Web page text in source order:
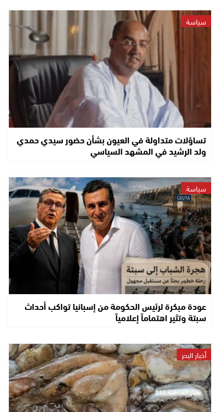
سياسة
تساؤلات متداولة في العيون بشأن حضور سيدي حمدي
ولد الرشيد في المشهد السياسي
سياسة
عودة مبكرة لرئيس الحكومة من إسبانيا تواكب أحداث
سبتة وتثير اهتماماً إعلامياً
أخبار البحر